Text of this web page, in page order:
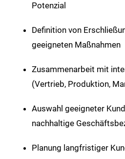
Potenzial
Definition von
geeigneten Maßnahmen
Zusammenarbeit mit
(Vertrieb, Produktion,
Auswahl geeigneter
nachhaltige
Planung langfristiger